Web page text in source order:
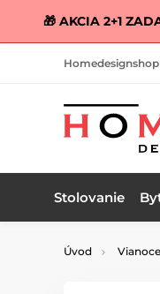
🎁 AKCIA 2+1
Stolovanie
Úvod Vianoce